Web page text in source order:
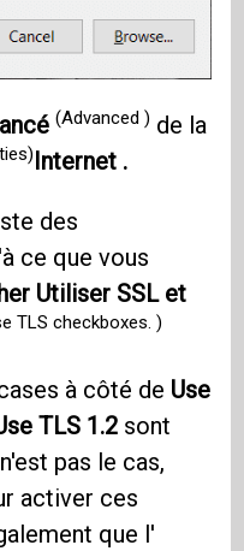
(Advanced ) de la
Internet .
des
ce que vous
Utiliser SSL et
TLS checkboxes. )
à côté de Use
TLS 1.2 sont
pas le cas,
activer ces
que l'